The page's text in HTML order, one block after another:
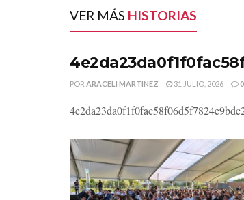
VER MÁS HISTORIAS
POR ARACELI MARTINEZ 31 JULIO, 2026 0